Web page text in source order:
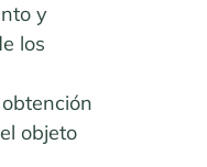
y
los
objeto